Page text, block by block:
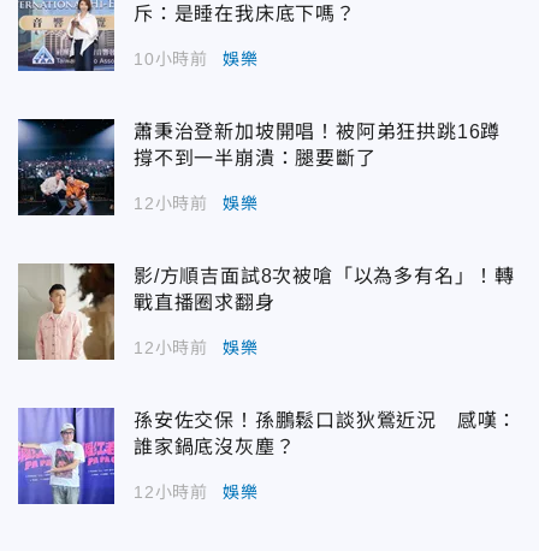
斥：是睡在我床底下嗎？
10小時前 娛樂
蕭秉治登新加坡開唱！被阿弟狂拱跳16蹲
撐不到一半崩潰：腿要斷了
12小時前 娛樂
影/方順吉面試8次被嗆「以為多有名」！轉
戰直播圈求翻身
12小時前 娛樂
孫安佐交保！孫鵬鬆口談狄鶯近況 感嘆：
誰家鍋底沒灰塵？
12小時前 娛樂